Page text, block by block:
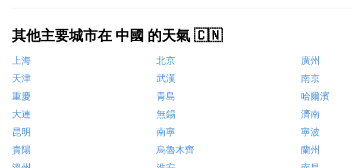
其他主要城市在 中國 的天氣 🇨🇳
上海 北京 廣州
天津
武漢 南京
重慶
青島 哈爾濱
大連
無錫 濟南
昆明
南寧 寧波
貴陽
烏魯木齊 蘭州